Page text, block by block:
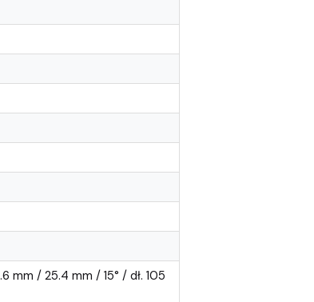
mm / 25.4 mm / 15° / dł. 105